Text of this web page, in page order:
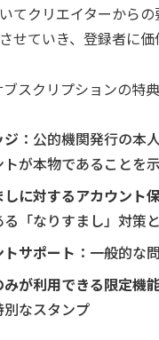
てクリエイターから
せていき、登録者に
スクリプションの特
ジ ：公的機関発行の本
トが本物であることを
しに対するアカウント
「なりすまし」対策
サポート ：一般的な
が利用できる限定機能
別なスタンプ